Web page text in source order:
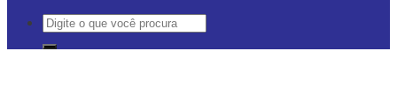
Pesquisar
por: